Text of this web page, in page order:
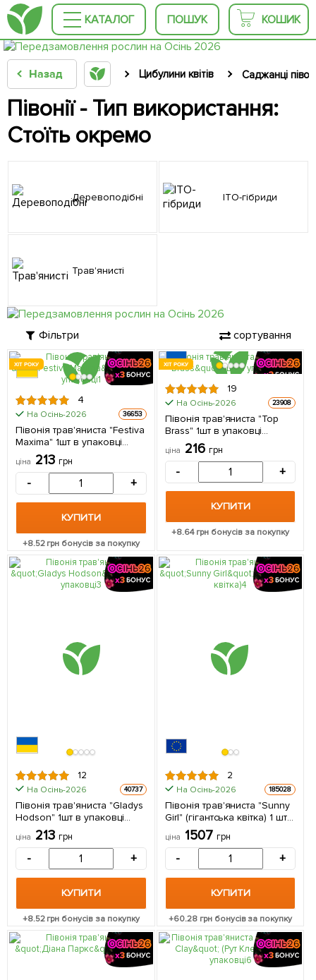
КАТАЛОГ ПОШУК КОШИК
Назад Цибулини квітів Саджанці
Півонії - Тип використання:
Стоїть окремо
Деревоподібні ІТО-гібриди
Трав'янисті
Фільтри сортування
ХІТ РОКУ
4
На Осінь-2026 36653
Півонія трав'яниста "Festiva
Maxima" 1шт в упаковці
(Кореневище)
ціна 213 грн
- +
КУПИТИ
+8.52грн бонусів за покупку
ХІТ РОКУ
19
На Осінь-2026 23908
Півонія трав'яниста "Top
Brass" 1шт в упаковці
(Кореневище)
ціна 216 грн
- +
КУПИТИ
+8.64грн бонусів за покупку
12
На Осінь-2026 40737
Півонія трав'яниста "Gladys
Hodson" 1шт в упаковці
(Кореневище)
ціна 213 грн
- +
КУПИТИ
+8.52грн бонусів за покупку
2
На Осінь-2026 185028
Півонія трав'яниста "Sunny
Girl" (гігантська квітка) 1 шт в
упаковці Нідерланди
ціна 1507 грн
- +
КУПИТИ
+60.28грн бонусів за покупку